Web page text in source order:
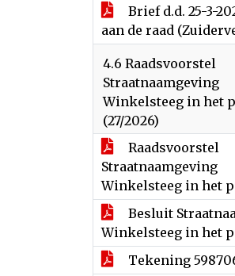
Brief d.d. 25-3-
aan de raad
4.6 Raadsvoorstel
Straatnaamgeving
Winkelsteeg in het
(27/2026)
Raadsvoorstel
Straatnaamgeving
Winkelsteeg in het
Besluit
Winkelsteeg in het
Tekening